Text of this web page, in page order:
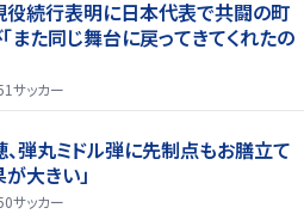
続行表明に日本代表で共闘の町
また同じ舞台に戻ってきてくれたの
サッカー
、弾丸ミドル弾に先制点もお膳立て
が大きい」
サッカー